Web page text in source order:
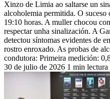
Xinzo de Limia ao saltarse un
alcoholemia permitida. O
19:10 horas. A muller chocou
respectar unha sinalización. A
detectou síntomas evidentes de
rostro enroxado. As probas de
condutora: Primeira medición:
30 de julio de 2026 1 min lectura